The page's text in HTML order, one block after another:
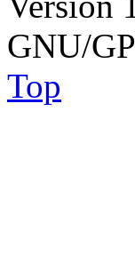
GNU/
Top